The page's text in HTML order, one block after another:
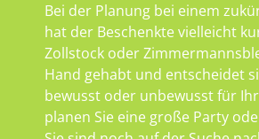
Bei der Planung bei einem
hat der Beschenkte vielleicht
Zollstock oder
Hand gehabt und entscheidet
bewusst oder unbewusst für
planen Sie eine große Party